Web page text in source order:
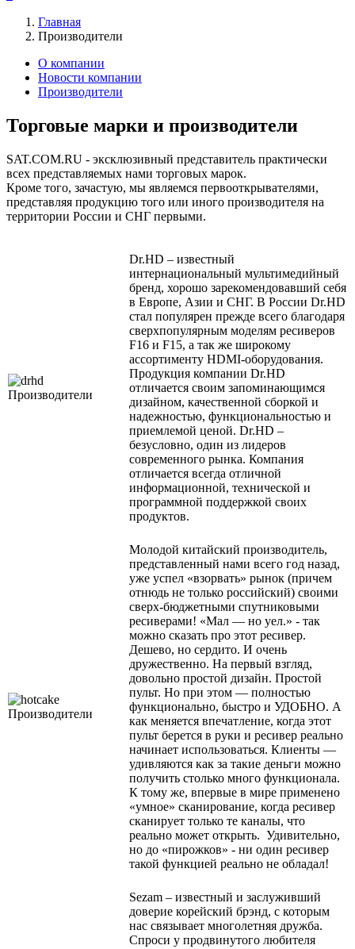
Главная
Производители
О компании
Новости компании
Производители
Торговые марки и производители
SAT.COM.RU - эксклюзивный представитель практически
всех представляемых нами торговых марок.
Кроме того, зачастую, мы являемся первооткрывателями,
представляя продукцию того или иного производителя на
территории России и СНГ первыми.
Dr.HD – известный
интернациональный мультимедийный
бренд, хорошо зарекомендовавший себя
в Европе, Азии и СНГ. В России Dr.HD
стал популярен прежде всего благодаря
сверхпопулярным моделям ресиверов
F16 и F15, а так же широкому
ассортименту HDMI-оборудования.
Продукция компании Dr.HD
отличается своим запоминающимся
дизайном, качественной сборкой и
надежностью, функциональностью и
приемлемой ценой. Dr.HD –
безусловно, один из лидеров
современного рынка. Компания
отличается всегда отличной
информационной, технической и
программной поддержкой своих
продуктов.
Молодой китайский производитель,
представленный нами всего год назад,
уже успел «взорвать» рынок (причем
отнюдь не только российский) своими
сверх-бюджетными спутниковыми
ресиверами! «Мал — но уел.» - так
можно сказать про этот ресивер.
Дешево, но сердито. И очень
дружественно. На первый взгляд,
довольно простой дизайн. Простой
пульт. Но при этом — полностью
функционально, быстро и УДОБНО. А
как меняется впечатление, когда этот
пульт берется в руки и ресивер реально
начинает использоваться. Клиенты —
удивляются как за такие деньги можно
получить столько много функционала.
К тому же, впервые в мире применено
«умное» сканирование, когда ресивер
сканирует только те каналы, что
реально может открыть. Удивительно,
но до «пирожков» - ни один ресивер
такой функцией реально не обладал!
Sezam – известный и заслуживший
доверие корейский брэнд, с которым
нас связывает многолетняя дружба.
Спроси у продвинутого любителя